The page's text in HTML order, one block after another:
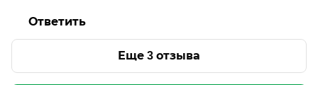
Ответить
Еще 3 отзыва